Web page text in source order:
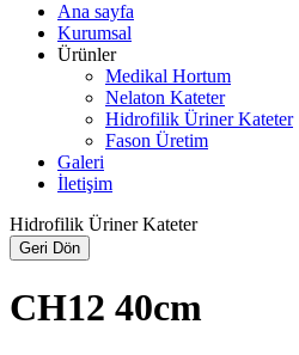
Ana sayfa
Kurumsal
Ürünler
Medikal Hortum
Nelaton Kateter
Hidrofilik Üriner Kateter
Fason Üretim
Galeri
İletişim
Hidrofilik Üriner Kateter
Geri Dön
CH12 40cm